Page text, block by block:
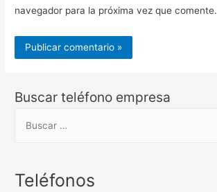
navegador para la próxima vez que comente.
Buscar teléfono empresa
c
Teléfonos